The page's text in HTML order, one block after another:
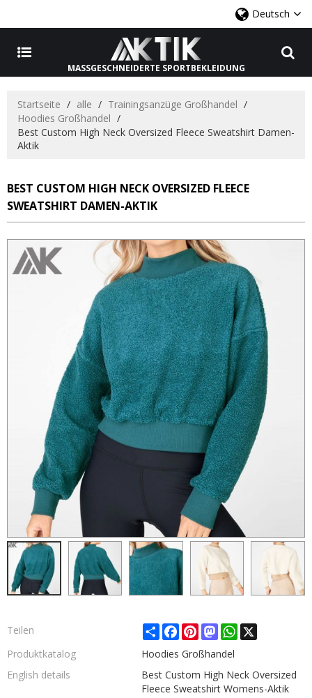
Deutsch
MASSGESCHNEIDERTE SPORTBEKLEIDUNG
Startseite / alle / Trainingsanzüge Großhandel /
Hoodies Großhandel /
Best Custom High Neck Oversized Fleece Sweatshirt Damen-
Aktik
BEST CUSTOM HIGH NECK OVERSIZED FLEECE
SWEATSHIRT DAMEN-AKTIK
Teilen ShareFacebook
PinterestMastodonWhatsApp
X
Produktkatalog
Hoodies Großhandel
English details
Best Custom High Neck Oversized
Fleece Sweatshirt Womens-Aktik